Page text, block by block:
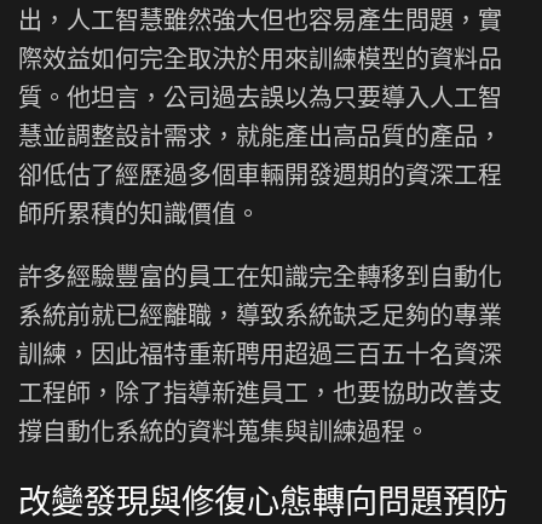
出，人工智慧雖然強大但也容易產生問題，實
際效益如何完全取決於用來訓練模型的資料品
質。他坦言，公司過去誤以為只要導入人工智
慧並調整設計需求，就能產出高品質的產品，
卻低估了經歷過多個車輛開發週期的資深工程
師所累積的知識價值。
許多經驗豐富的員工在知識完全轉移到自動化
系統前就已經離職，導致系統缺乏足夠的專業
訓練，因此福特重新聘用超過三百五十名資深
工程師，除了指導新進員工，也要協助改善支
撐自動化系統的資料蒐集與訓練過程。
改變發現與修復心態轉向問題預防